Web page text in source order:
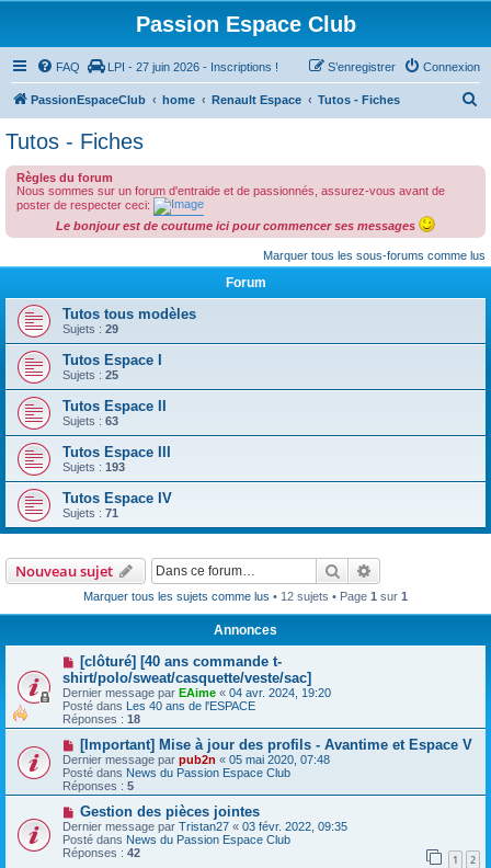
Passion Espace Club
FAQ LPI - 27 juin 2026 - Inscriptions ! Connexion
S’enregistrer
PassionEspaceClub home Renault Espace Tutos - Fiches
c
Tutos - Fiches
Règles du forum
Nous sommes sur un forum d'entraide et de passionnés, assurez-vous avant de
poster de respecter ceci:
Le bonjour est de coutume ici pour commencer ses messages
Marquer tous les sous-forums comme lus
Forum
Tutos tous modèles
Sujets : 29
Tutos Espace I
Sujets : 25
Tutos Espace II
Sujets : 63
Tutos Espace III
Sujets : 193
Tutos Espace IV
Sujets : 71
Nouveau sujet Rechercher
Marquer tous les sujets comme lus • 12 sujets • Page 1 sur 1
Annonces
[clôturé] [40 ans commande t-
shirt/polo/sweat/casquette/veste/sac]
Dernier message par EAime « 04 avr. 2024, 19:20
Posté dans Les 40 ans de l'ESPACE
Réponses : 18
[Important] Mise à jour des profils - Avantime et Espace V
Dernier message par pub2n « 05 mai 2020, 07:48
Posté dans News du Passion Espace Club
Réponses : 5
Gestion des pièces jointes
Dernier message par Tristan27 « 03 févr. 2022, 09:35
Posté dans News du Passion Espace Club
Réponses : 42 1 2